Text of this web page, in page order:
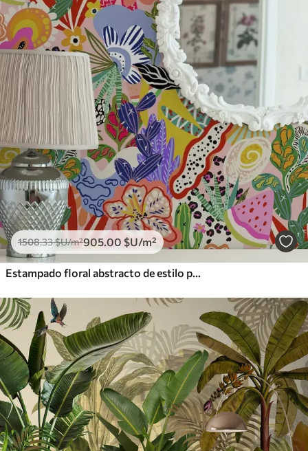
1508.33$U/m²905.00 $U/m²
Estampado floral abstracto de estilo pop art